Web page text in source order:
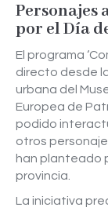
Personajes
por el Día
El programa
directo desde
urbana del
Europea de
podido
otros
han planteado
provincia.
La iniciativa